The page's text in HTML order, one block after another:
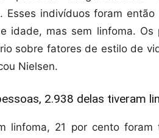
Esses indivíduos foram
idade, mas sem linfoma.
sobre fatores de estilo de
Nielsen.
2.938 delas tiveram
linfoma, 21 por cento